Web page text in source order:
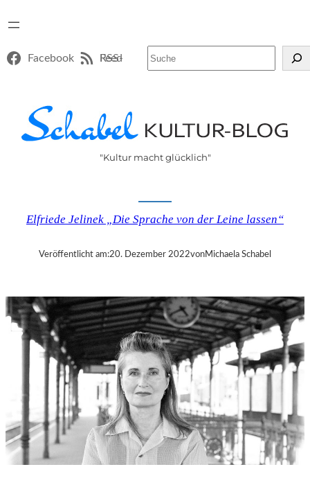
Facebook RSS-Feed
"Kultur macht glücklich"
Elfriede Jelinek „Die Sprache von der Leine lassen“
Veröffentlicht am:20. Dezember 2022vonMichaela Schabel